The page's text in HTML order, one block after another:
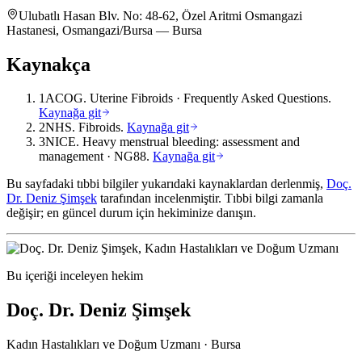
Ulubatlı Hasan Blv. No: 48-62, Özel Aritmi Osmangazi
Hastanesi, Osmangazi/Bursa — Bursa
Kaynakça
1ACOG. Uterine Fibroids · Frequently Asked Questions.
Kaynağa git
2NHS. Fibroids. Kaynağa git
3NICE. Heavy menstrual bleeding: assessment and
management· NG88. Kaynağa git
Bu sayfadaki tıbbi bilgiler yukarıdaki kaynaklardan derlenmiş, Doç.
Dr. Deniz Şimşek tarafından incelenmiştir. Tıbbi bilgi zamanla
değişir; en güncel durum için hekiminize danışın.
Bu içeriği inceleyen hekim
Doç. Dr. Deniz Şimşek
Kadın Hastalıkları ve Doğum Uzmanı · Bursa